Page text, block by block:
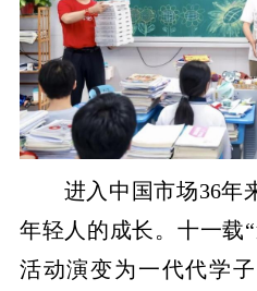
进入中国市场36年
年轻人的成长。十一载
活动演变为一代代学